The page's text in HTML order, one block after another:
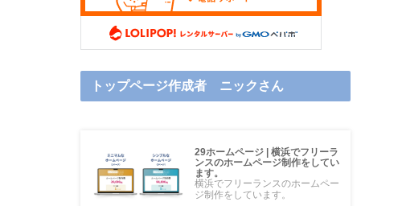
トップページ作成者 ニックさん
29ホームページ | 横浜でフリーラ
ンスのホームページ制作をしてい
ます。
横浜でフリーランスのホームペー
ジ制作をしています。